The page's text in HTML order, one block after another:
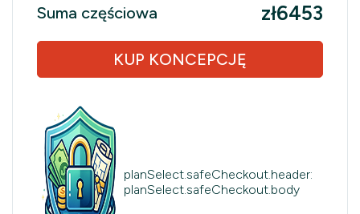
Suma częściowa zł6453
KUP KONCEPCJĘ
planSelect.safeCheckout.header:
planSelect.safeCheckout.body